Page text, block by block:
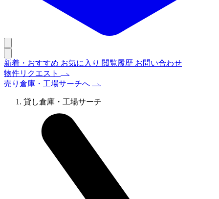
新着・おすすめ お気に入り 閲覧履歴 お問い合わせ
物件リクエスト
売り倉庫・工場サーチへ
貸し倉庫・工場サーチ